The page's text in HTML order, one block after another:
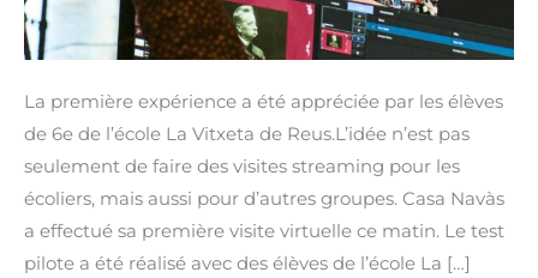
La première expérience a été appréciée par les élèves
de 6e de l’école La Vitxeta de Reus.L’idée n’est pas
seulement de faire des visites streaming pour les
écoliers, mais aussi pour d’autres groupes. Casa Navàs
a effectué sa première visite virtuelle ce matin. Le test
pilote a été réalisé avec des élèves de l’école La […]